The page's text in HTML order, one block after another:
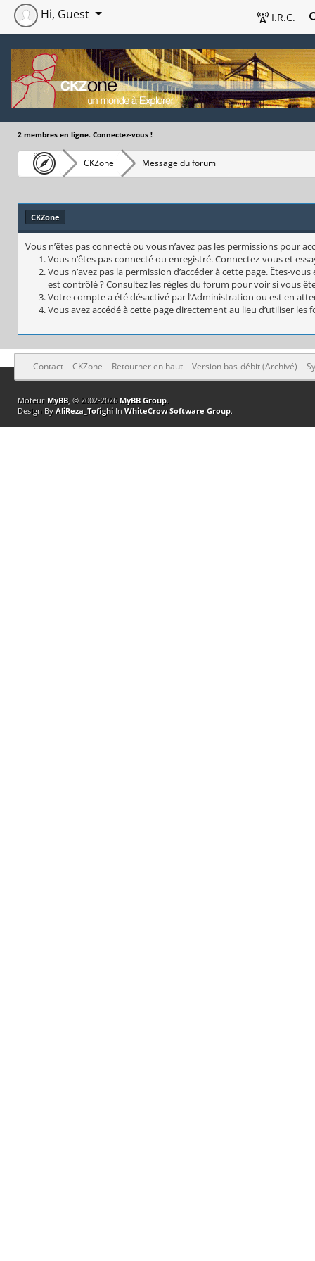
I.R.C.
Hi, Guest
2 membres en ligne. Connectez-vous !
CKZone Message du forum
CKZone
Vous n’êtes pas connecté ou vous n’avez pas les permissions pour
Vous n’êtes pas connecté ou enregistré. Connectez-vous et
Vous n’avez pas la permission d’accéder à cette page. Êtes-
est contrôlé ? Consultez les règles du forum pour voir si vous
Votre compte a été désactivé par l’Administration ou est en
Vous avez accédé à cette page directement au lieu d’utiliser
Contact CKZone Retourner en haut Version bas-débit (Archivé)
Moteur MyBB, © 2002-2026 MyBB Group.
Design By AliReza_TofighiIn WhiteCrow Software Group.